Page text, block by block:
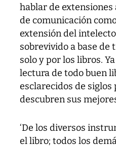
hablar de
de comunicación
extensión del
sobrevivido a base
solo y por los libros.
lectura de todo buen
esclarecidos de siglos
descubren sus
‘De los diversos
el libro; todos los